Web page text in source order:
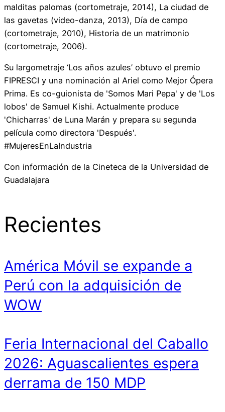
malditas palomas (cortometraje, 2014), La ciudad de
las gavetas (video-danza, 2013), Día de campo
(cortometraje, 2010), Historia de un matrimonio
(cortometraje, 2006).
Su largometraje ‘Los años azules’ obtuvo el premio
FIPRESCI y una nominación al Ariel como Mejor Ópera
Prima. Es co-guionista de 'Somos Mari Pepa' y de 'Los
lobos' de Samuel Kishi. Actualmente produce
'Chicharras' de Luna Marán y prepara su segunda
película como directora 'Después'.
#MujeresEnLaIndustria
Con información de la Cineteca de la Universidad de
Guadalajara
Recientes
América Móvil se expande a
Perú con la adquisición de
WOW
Feria Internacional del Caballo
2026: Aguascalientes espera
derrama de 150 MDP